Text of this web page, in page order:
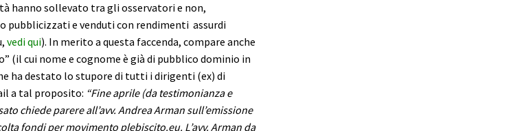
hanno sollevato tra gli osservatori e non,
e venduti con rendimenti assurdi
vedi qui). In merito a questa faccenda, compare anche
(il cui nome e cognome è già di pubblico dominio in
ha destato lo stupore di tutti i dirigenti (ex) di
a tal proposito: “Fine aprile (da testimonianza e
chiede parere all’avv. Andrea Arman sull’emissione
fondi per movimento plebiscito.eu. L’avv. Arman da